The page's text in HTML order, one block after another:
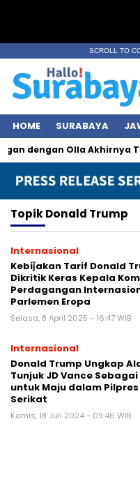
SCROLL TO
HOME SURABAYA
dengan Olla Akhirnya
TopikDonald Trump
Internasional
Kebiǰakan Tarif Donald
Dikritik Keras Kepala
Perdagangan
Parlemen Eropa
Selasa, 8 April 2025 - 16:47 WIB
Internasional
Donald Trump Ungkap
Tunjuk JD Vance
untuk Maju dalam
Serikat
Kamis, 18 Juli 2024 - 09:46 WIB